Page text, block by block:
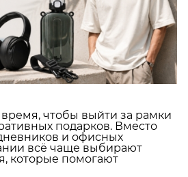
чтобы выйти за рамки
подарков. Вместо
и офисных
всё чаще выбирают
которые помогают